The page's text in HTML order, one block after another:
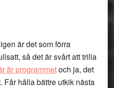
är det som förra
så det är svårt att trilla
är programmetoch ja, det
Får hålla bättre utkik nästa